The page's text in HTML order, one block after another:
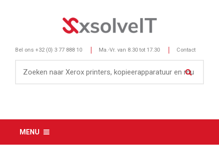
Bel ons +32 (0) 3 77 888 10 Ma.-Vr. van 8.30 tot 17.30 Contact
MENU